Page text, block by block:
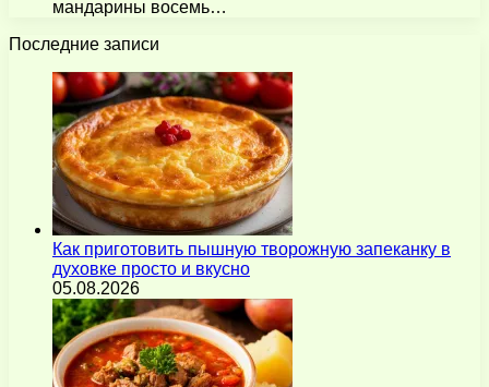
мандарины восемь…
Последние записи
Как приготовить пышную творожную запеканку в
духовке просто и вкусно
05.08.2026